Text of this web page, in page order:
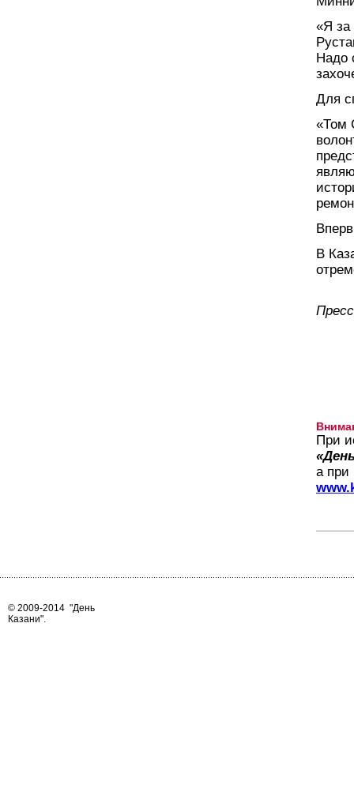
«Я за
Надо
Для
«Том
В
При
а при
© 2009-2014 "День
Казани".